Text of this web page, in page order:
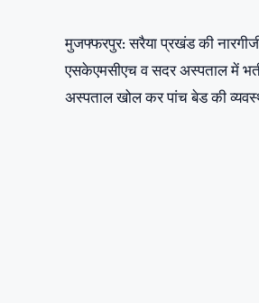
मुजफ्फरपुर: सरैया प्रखंड की
एसकेएमसीएच व सदर अस्पताल में
अस्पताल खोल कर पांच बेड की